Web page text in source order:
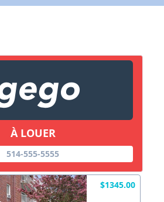
À LOUER
514-555-5555
$1345.00
X Fermer Envoyez